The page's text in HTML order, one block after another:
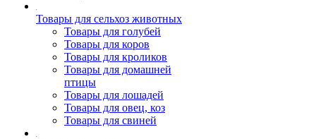
Товары для сельхоз животных
Товары для голубей
Товары для коров
Товары для кроликов
Товары для домашней
птицы
Товары для лошадей
Товары для овец, коз
Товары для свиней